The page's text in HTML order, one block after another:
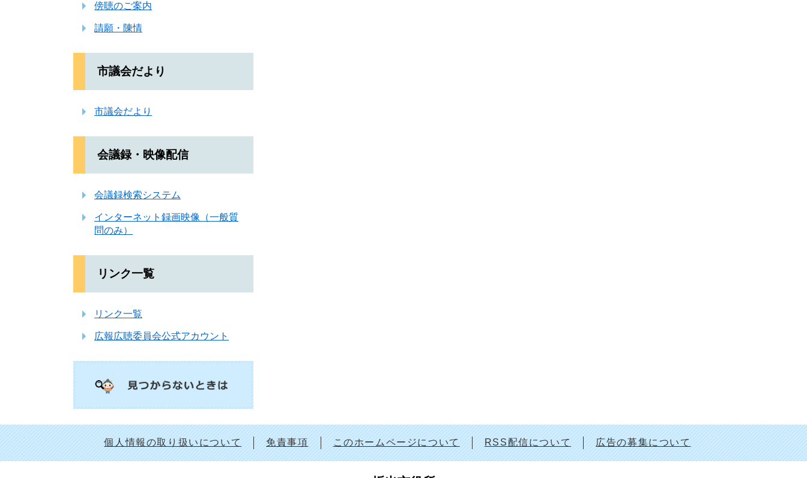
傍聴のご案内
請願・陳情
市議会だより
市議会だより
会議録・映像配信
会議録検索システム
インターネット録画映像（一般質
問のみ）
リンク一覧
リンク一覧
広報広聴委員会公式アカウント
個人情報の取り扱いについて 免責事項 このホームページについて RSS配信について 広告の募集について